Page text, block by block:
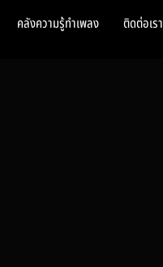
คลังความรู้ทำเพลง ติดต่อเรา